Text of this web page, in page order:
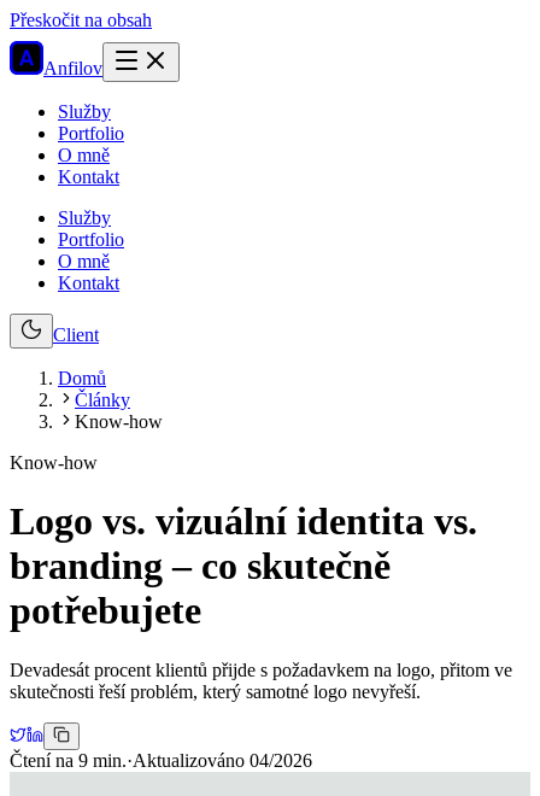
Přeskočit na obsah
Anfilov
Služby
Portfolio
O mně
Kontakt
Služby
Portfolio
O mně
Kontakt
Client
Domů
Články
Know-how
Know-how
Logo vs. vizuální identita vs.
branding – co skutečně
potřebujete
Devadesát procent klientů přijde s požadavkem na logo, přitom ve
skutečnosti řeší problém, který samotné logo nevyřeší.
Čtení na 9 min.·Aktualizováno 04/2026